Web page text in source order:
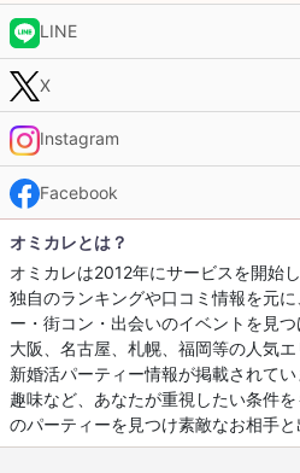
LINE
X
Instagram
Facebook
オミカレとは？
オミカレは2012年にサービスを開始
独自のランキングや口コミ情報を元
ー・街コン・出会いのイベントを見つ
大阪、名古屋、札幌、福岡等の人気
新婚活パーティー情報が掲載されて
趣味など、あなたが重視したい条件
のパーティーを見つけ素敵なお相手と